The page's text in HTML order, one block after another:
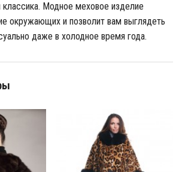
классика. Модное меховое изделие
окружающих и позволит вам выглядеть
даже в холодное время года.